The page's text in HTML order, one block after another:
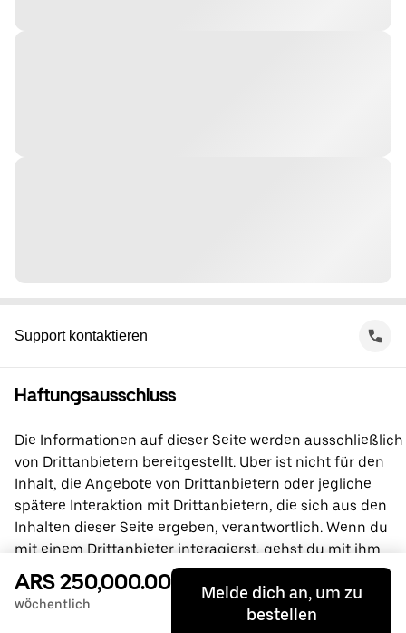
Support kontaktieren
Haftungsausschluss
Die Informationen auf dieser Seite werden ausschließlich
von Drittanbietern bereitgestellt. Uber ist nicht für den
Inhalt, die Angebote von Drittanbietern oder jegliche
spätere Interaktion mit Drittanbietern, die sich aus den
Inhalten dieser Seite ergeben, verantwortlich. Wenn du
mit einem Drittanbieter interagierst, gehst du mit ihm
direkt eine Vereinbarung ein, an der Uber nicht beteiligt
ist. Wende dich bei Fragen bitte direkt an den
Drittanbieter.
ARS 250,000.00
wöchentlich
Melde dich an, um zu
bestellen